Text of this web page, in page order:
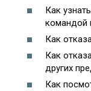
Как
командой
Как
Как
других
Как